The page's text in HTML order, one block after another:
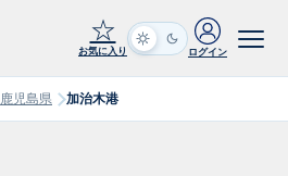
☆
お気に入り ログイン
鹿児島県 加治木港